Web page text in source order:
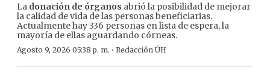
La donación de órganos abrió la posibilidad de mejorar
la calidad de vida de las personas beneficiarias.
Actualmente hay 336 personas en lista de espera, la
mayoría de ellas aguardando córneas.
Agosto 9, 2026 05:38 p. m. · Redacción ÚH